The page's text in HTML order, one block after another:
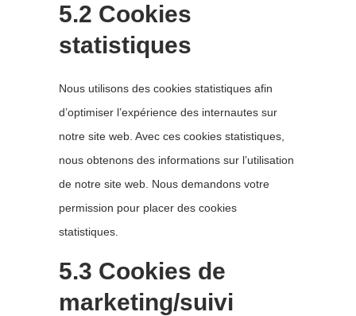
5.2 Cookies
statistiques
Nous utilisons des cookies statistiques afin
d’optimiser l’expérience des internautes sur
notre site web. Avec ces cookies statistiques,
nous obtenons des informations sur l’utilisation
de notre site web. Nous demandons votre
permission pour placer des cookies
statistiques.
5.3 Cookies de
marketing/suivi